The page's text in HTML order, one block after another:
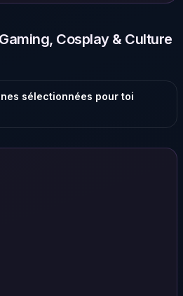
Cosplay & Culture
sélectionnées pour toi